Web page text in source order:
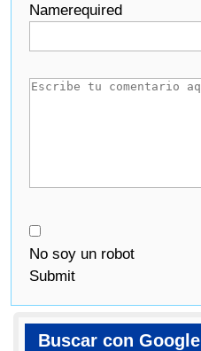
Namerequired
No soy un robot
Submit
Buscar con Google